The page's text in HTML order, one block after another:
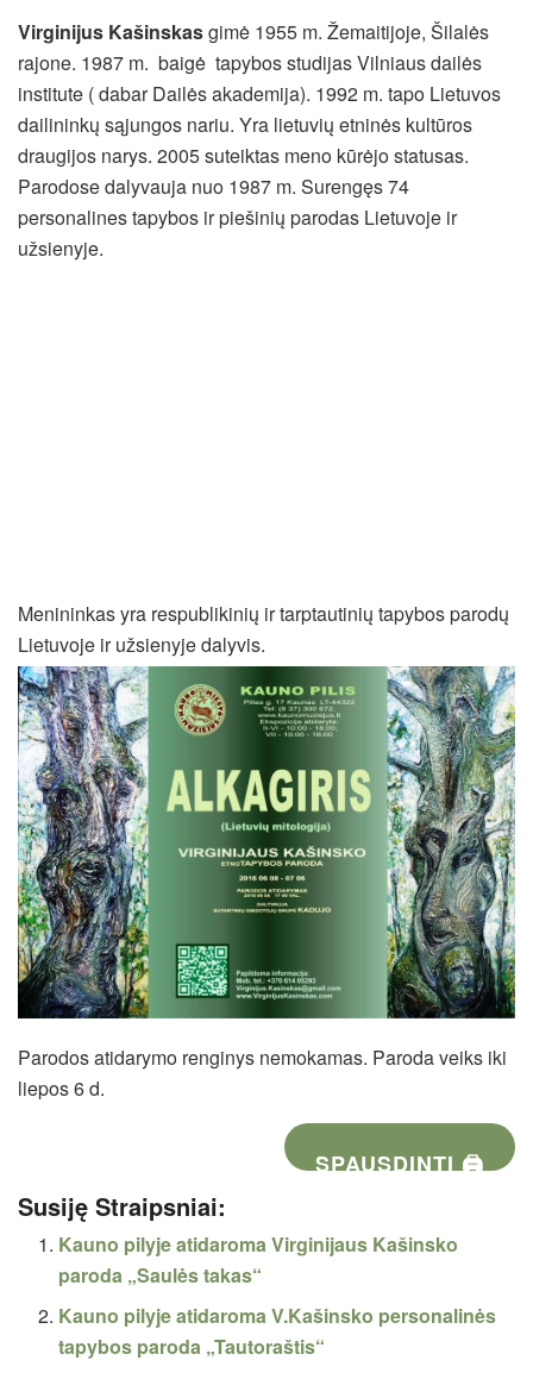
Virginijus Kašinskasgimė 1955 m. Žemaitijoje, Šilalės
rajone. 1987 m. baigė tapybos studijas Vilniaus dailės
institute ( dabar Dailės akademija). 1992 m. tapo Lietuvos
dailininkų sąjungos nariu. Yra lietuvių etninės kultūros
draugijos narys. 2005 suteiktas meno kūrėjo statusas.
Parodose dalyvauja nuo 1987 m. Surengęs 74
personalines tapybos ir piešinių parodas Lietuvoje ir
užsienyje.
Menininkas yra respublikinių ir tarptautinių tapybos parodų
Lietuvoje ir užsienyje dalyvis.
Parodos atidarymo renginys nemokamas. Paroda veiks iki
liepos 6 d.
SPAUSDINTI 🖨
Susiję Straipsniai:
Kauno pilyje atidaroma Virginijaus Kašinsko
paroda „Saulės takas“
Kauno pilyje atidaroma V.Kašinsko personalinės
tapybos paroda „Tautoraštis“